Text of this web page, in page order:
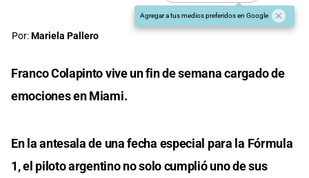
Agregar a tus medios preferidos en Google
Por:Mariela Pallero
Franco Colapinto vive un fin de semana cargado de
emociones en Miami.
En la antesala de una fecha especial para la Fórmula
1, el piloto argentino no solo cumplió uno de sus